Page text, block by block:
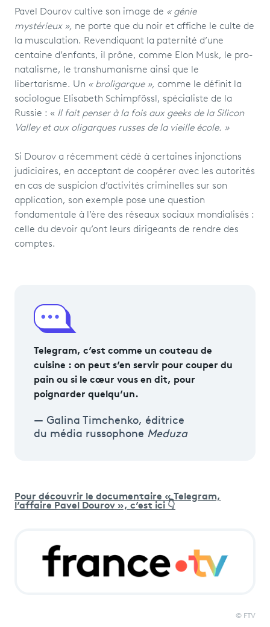
Pavel Dourov cultive son image de « génie
mystérieux », ne porte que du noir et affiche le culte de
la musculation. Revendiquant la paternité d’une
centaine d’enfants, il prône, comme Elon Musk, le pro-
natalisme, le transhumanisme ainsi que le
libertarisme. Un « broligarque », comme le définit la
sociologue Elisabeth Schimpfössl, spécialiste de la
Russie : « Il fait penser à la fois aux geeks de la Silicon
Valley et aux oligarques russes de la vieille école. »
Si Dourov a récemment cédé à certaines injonctions
judiciaires, en acceptant de coopérer avec les autorités
en cas de suspicion d’activités criminelles sur son
application, son exemple pose une question
fondamentale à l’ère des réseaux sociaux mondialisés :
celle du devoir qu’ont leurs dirigeants de rendre des
comptes.
Telegram, c’est comme un couteau de
cuisine : on peut s’en servir pour couper du
pain ou si le cœur vous en dit, pour
poignarder quelqu’un.
Galina Timchenko, éditrice
du média russophone Meduza
Pour découvrir le documentaire « Telegram,
l’affaire Pavel Dourov », c’est ici 👇
© FTV